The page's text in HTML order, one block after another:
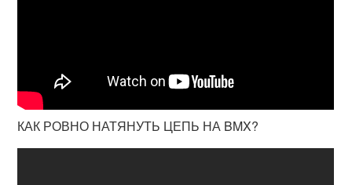
КАК РОВНО НАТЯНУТЬ ЦЕПЬ НА BMX?